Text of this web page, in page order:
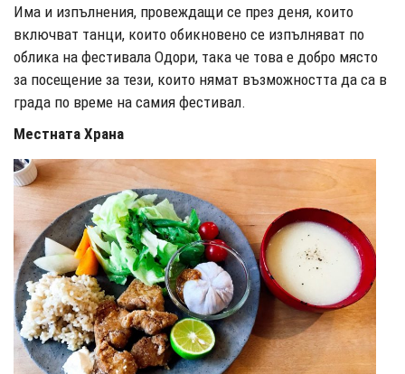
Има и изпълнения, провеждащи се през деня, които
включват танци, които обикновено се изпълняват по
облика на фестивала Одори, така че това е добро място
за посещение за тези, които нямат възможността да са в
града по време на самия фестивал.
Местната Храна